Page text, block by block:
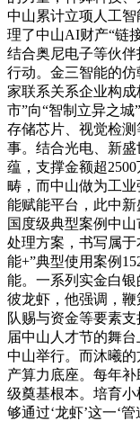
中山累计立项人工
理了中山AI财产“链
结合奥尼电子等伙
行动。金三智能的
家联系关系企业构
市”向“智制立异之
存储芯片、视觉检
事。结合光电、新
蕴，支撑金额超
畴，而中山做为工
能赋能平台，此中
国度级典型案例中
处理方案，书写属于
能+”典型使用案例
能。一系列实金白
彼龙虾，他强调，
队赐与资金等要素
届中山人才节的舞
中山举行。而沐曦
产算力底座。每年
级奠基根本。培育
够通过‘龙虾’这一‘